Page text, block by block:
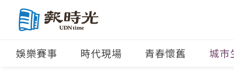
娛樂賽事 時代現場 青春懷舊 城市